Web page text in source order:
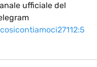
ufficiale del
27112:5